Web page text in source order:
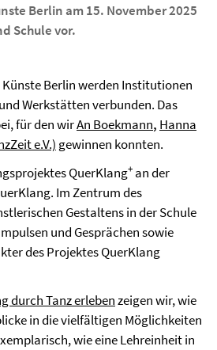
Berlin am 15. November 2025
Schule vor.
Berlin werden Institutionen
Werkstätten verbunden. Das
für den wirAn Boekmann, Hanna
e.V.) gewinnen konnten.
QuerKlang+ an der
. Im Zentrum des
Gestaltens in der Schule
und Gesprächen sowie
des Projektes QuerKlang
durch Tanz erlebenzeigen wir, wie
in die vielfältigen Möglichkeiten
wie eine Lehreinheit in